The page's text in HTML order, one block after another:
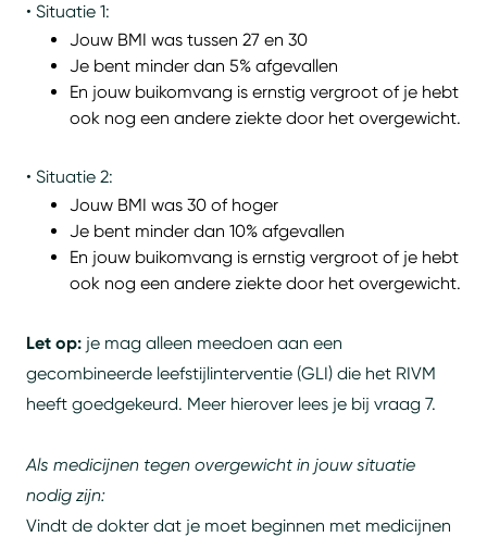
• Situatie 1:
Jouw BMI was tussen 27 en 30
Je bent minder dan 5% afgevallen
En jouw buikomvang is ernstig vergroot of je hebt
ook nog een andere ziekte door het overgewicht.
• Situatie 2:
Jouw BMI was 30 of hoger
Je bent minder dan 10% afgevallen
En jouw buikomvang is ernstig vergroot of je hebt
ook nog een andere ziekte door het overgewicht.
Let op: je mag alleen meedoen aan een
gecombineerde leefstijlinterventie (GLI) die het RIVM
heeft goedgekeurd. Meer hierover lees je bij vraag 7.
Als medicijnen tegen overgewicht in jouw situatie
nodig zijn:
Vindt de dokter dat je moet beginnen met medicijnen